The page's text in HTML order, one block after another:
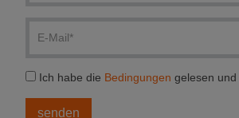
Ich habe die Bedingungen gelesen